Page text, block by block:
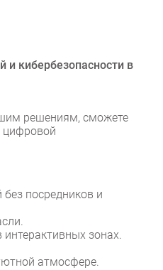
и кибербезопасности в
решениям, сможете
цифровой
посредников и
зонах.
атмосфере.